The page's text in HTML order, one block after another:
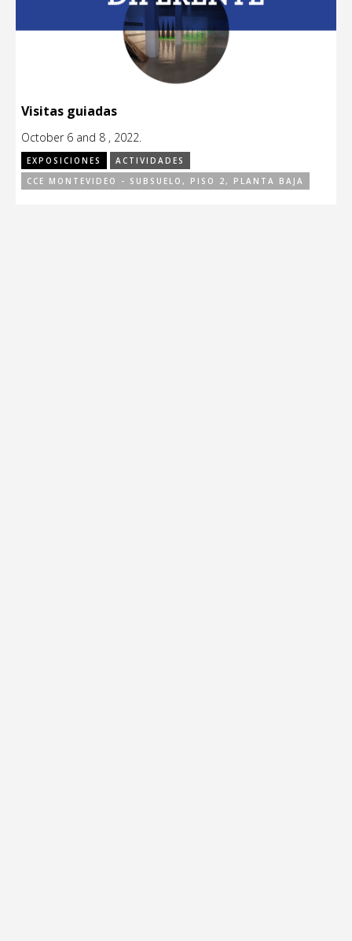
Visitas guiadas
October 6 and 8 , 2022.
EXPOSICIONES
ACTIVIDADES
CCE MONTEVIDEO - SUBSUELO, PISO 2, PLANTA BAJA